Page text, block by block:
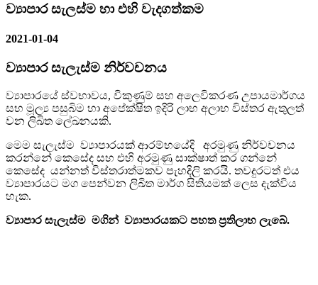
ව්‍යාපාර සැලස්ම හා එහි වැදගත්කම
2021-01-04
ව්‍යාපාර සැලැස්ම නිර්වචනය
ව්‍යාපාරයේ ස්වභාවය, විකුණුම් සහ අලෙවිකරණ උපායමාර්ගය
සහ මූල්‍ය පසුබිම හා අපේක්ෂිත ඉදිරි ලාභ අලාභ විස්තර ඇතුලත්
වන ලිඛිත ලේඛනයකි.
මෙම සැලැස්ම ව්‍යාපාරයක් ආරම්භයේදි අරමුණු නිර්වචනය
කරන්නේ කෙසේද සහ එහි අරමුණු සාක්ෂාත් කර ගන්නේ
කෙසේද යන්නත් විස්තරාත්මකව පැහදිලි කරයි. තවදුරටත් එය
ව්‍යාපාරයට මග පෙන්වන ලිඛිත මාර්ග සිතියමක් ලෙස දැක්විය
හැක.
ව්‍යාපාර සැලැස්ම මගින් ව්‍යාපාරයකට පහත ප්‍රතිලාභ ලැබේ.